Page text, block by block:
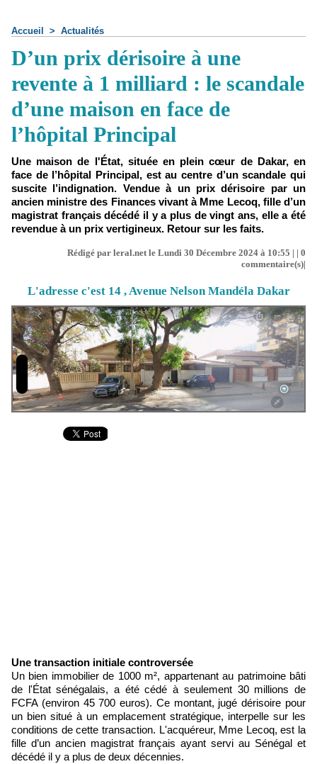
Accueil > Actualités
D’un prix dérisoire à une
revente à 1 milliard : le scandale
d’une maison en face de
l’hôpital Principal
Une maison de l'État, située en plein cœur de Dakar, en
face de l’hôpital Principal, est au centre d’un scandale qui
suscite l’indignation. Vendue à un prix dérisoire par un
ancien ministre des Finances vivant à Mme Lecoq, fille d’un
magistrat français décédé il y a plus de vingt ans, elle a été
revendue à un prix vertigineux. Retour sur les faits.
Rédigé par leral.net le Lundi 30 Décembre 2024 à 10:55 | | 0
commentaire(s)|
L'adresse c'est 14 , Avenue Nelson Mandéla Dakar
Une transaction initiale controversée
Un bien immobilier de 1000 m², appartenant au patrimoine bâti
de l'État sénégalais, a été cédé à seulement 30 millions de
FCFA (environ 45 700 euros). Ce montant, jugé dérisoire pour
un bien situé à un emplacement stratégique, interpelle sur les
conditions de cette transaction. L'acquéreur, Mme Lecoq, est la
fille d’un ancien magistrat français ayant servi au Sénégal et
décédé il y a plus de deux décennies.